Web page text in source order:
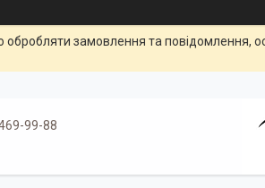
замовлення та повідомлення,
99-88